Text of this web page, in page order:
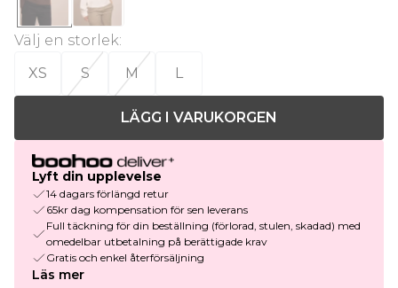
Välj en storlek:
XS
S M L
LÄGG I VARUKORGEN
Lyft din upplevelse
14 dagars förlängd retur
65kr dag kompensation för sen leverans
Full täckning för din beställning (förlorad, stulen, skadad) med
omedelbar utbetalning på berättigade krav
Gratis och enkel återförsäljning
Läs mer